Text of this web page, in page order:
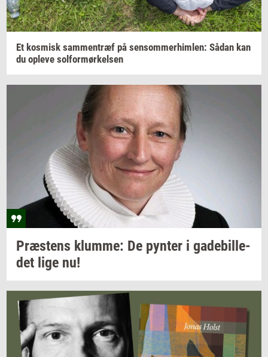
Et kos­misk sam­men­træf på sen­som­mer­him­len: Sådan kan
du op­le­ve sol­for­mør­kel­sen
Præ­stens klum­me: De py­n­ter i ga­de­bil­le­
det lige nu!